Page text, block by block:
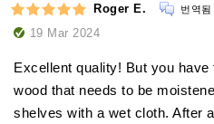
살리나:전자 가습기 LV XL을
습기를 고르게 분배합니다.
은 이온이 박
최적의 위생 환
수명과 성능 유지를
업그레이드
Roger E. 번역됨
19 Mar 2024
Excellent quality! But you
wood that needs to be
shelves with a wet cloth. After